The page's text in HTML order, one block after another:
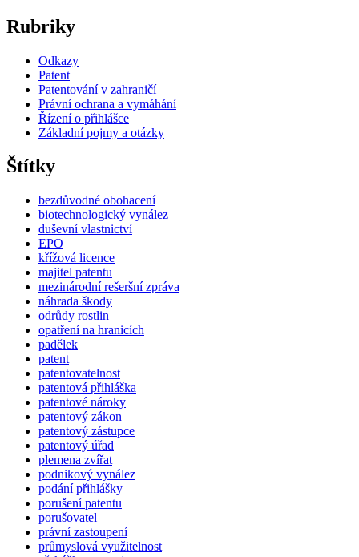
Rubriky
Odkazy
Patent
Patentování v zahraničí
Právní ochrana a vymáhání
Řízení o přihlášce
Základní pojmy a otázky
Štítky
bezdůvodné obohacení
biotechnologický vynález
duševní vlastnictví
EPO
křížová licence
majitel patentu
mezinárodní rešeršní zpráva
náhrada škody
odrůdy rostlin
opatření na hranicích
padělek
patent
patentovatelnost
patentová přihláška
patentové nároky
patentový zákon
patentový zástupce
patentový úřad
plemena zvířat
podnikový vynález
podání přihlášky
porušení patentu
porušovatel
právní zastoupení
průmyslová využitelnost